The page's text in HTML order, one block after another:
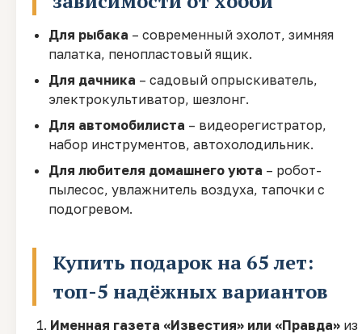
Для рыбака – современный эхолот, зимняя
палатка, пенопластовый ящик.
Для дачника – садовый опрыскиватель,
электрокультиватор, шезлонг.
Для автомобилиста – видеорегистратор,
набор инструментов, автохолодильник.
Для любителя домашнего уюта – робот-
пылесос, увлажнитель воздуха, тапочки с
подогревом.
Купить подарок на 65 лет:
топ-5 надёжных вариантов
Именная газета «Известия» или «Правда» из